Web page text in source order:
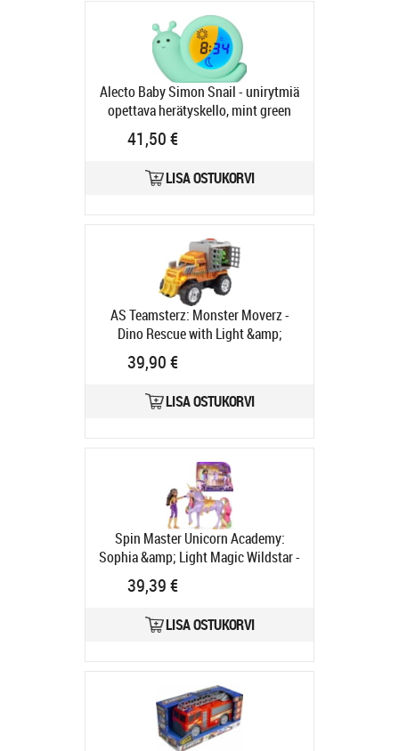
Alecto Baby Simon Snail - unirytmiä
opettava herätyskello, mint green
Tootekood:
Tarneaeg 4-6 tp
41,50 €
LISA OSTUKORVI
AS Teamsterz: Monster Moverz -
Dino Rescue with Light &amp;
Sound (7535-17115)
7535-17115
39,90 €
LISA OSTUKORVI
Spin Master Unicorn Academy:
Sophia &amp; Light Magic Wildstar -
Mini Doll &amp; Unicorn (6067325)
Tootekood:
39,39 €
LISA OSTUKORVI